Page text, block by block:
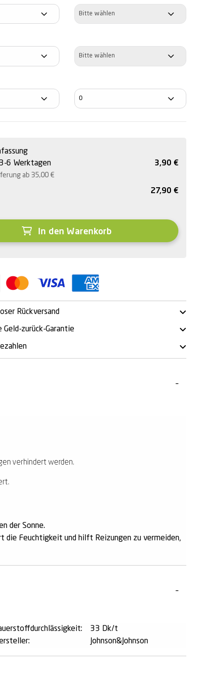
Dioptrien
Basiskurve
6 Werktagen
3,90 €
ab 35,00 €
27,90 €
In den Warenkorb
Rückversand
Geld-zurück-Garantie
verhindert werden.
der Sonne.
die Feuchtigkeit und hilft Reizungen zu vermeiden,
33 Dk/t
Johnson&Johnson